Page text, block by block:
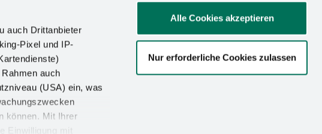
auch Drittanbieter
Pixel und IP-
auch
(USA) ein, was
können. Mit Ihrer
Einwilligung mit
Alle Cookies akzeptieren
Nur erforderliche Cookies zulassen
INFORMATIONEN
Impressum
Datenschutz